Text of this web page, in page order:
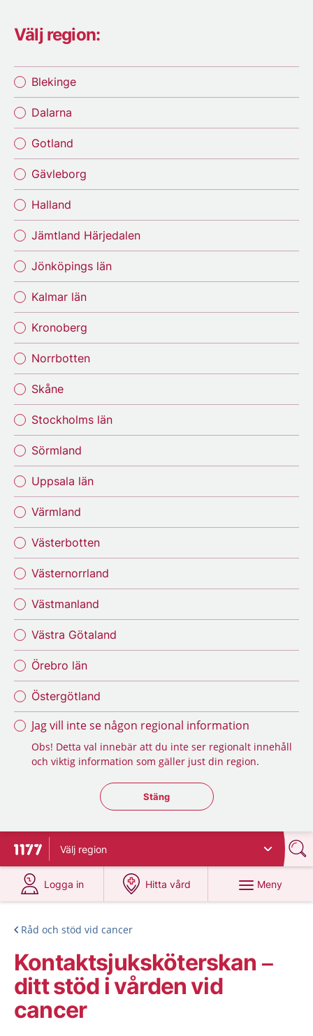
Välj region:
Blekinge
Dalarna
Gotland
Gävleborg
Halland
Jämtland Härjedalen
Jönköpings län
Kalmar län
Kronoberg
Norrbotten
Skåne
Stockholms län
Sörmland
Uppsala län
Värmland
Västerbotten
Västernorrland
Västmanland
Västra Götaland
Örebro län
Östergötland
Jag vill inte se någon regional information
Obs! Detta val innebär att du inte ser regionalt innehåll
och viktig information som gäller just din region.
Stäng regionsväljaren
Stäng
Till startsidan för 1177
Välj region
Logga in
på 1177.se
Hitta vård
på 1177.se
Meny
Råd och stöd vid cancer
Kontaktsjuksköterskan –
ditt stöd i vården vid
cancer